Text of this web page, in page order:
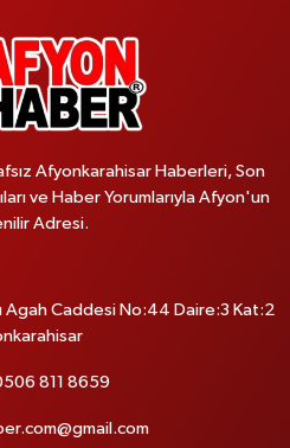
Afyonkarahisar Haberleri, Son
ve Haber Yorumlarıyla Afyon'un
Adresi.
Agah Caddesi No:44 Daire:3 Kat:2
811 8659